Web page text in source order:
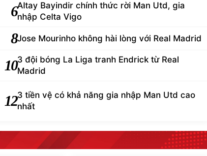
6Altay Bayindir chính thức rời Man Utd, gia
nhập Celta Vigo
8Jose Mourinho không hài lòng với Real Madrid
103 đội bóng La Liga tranh Endrick từ Real
Madrid
123 tiền vệ có khả năng gia nhập Man Utd cao
nhất